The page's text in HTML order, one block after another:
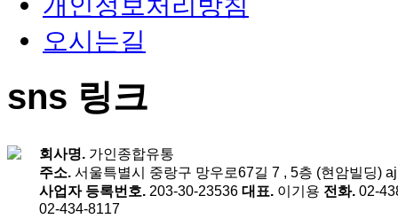
오시는길
sns 링크
회사명. 가인종합유통
주소. 서울특별시 중랑구 망우로67길 7 , 5층 (현암빌딩)
사업자 등록번호. 203-30-23536 대표. 이기용 전화. 02-
02-434-8117